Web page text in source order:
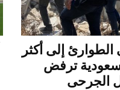
الطوارئ إلى أكثر
والسعودية ترفض
الجرحى